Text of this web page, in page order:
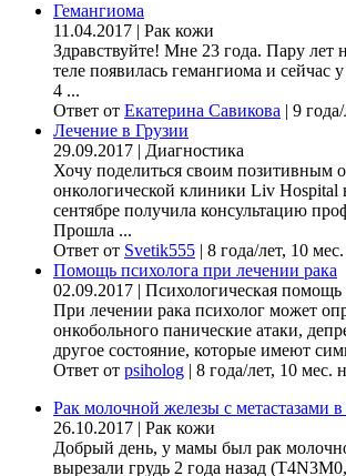
Гемангиома
11.04.2017
Рак кожи
Здравствуйте! Мне 23 года. Пару лет
теле появилась гемангиома и сейчас
4 ...
Ответ от Екатерина Савикова
9
Лечение в Грузии
29.09.2017
Диагностика
Хочу поделиться своим позитивным
онкологической клиники Liv Hospital
сентябре получила консультацию
Прошла ...
Ответ от Svetik555
8 года/лет, 10
Помощь психолога при лечении рака
02.09.2017
Психологическая помощь
При лечении рака психолог может
онкобольного панические атаки,
другое состояние, которые имеют
Ответ от psiholog
8 года/лет, 10 мес.
Рак молочной железы с метастазами
26.10.2017
Рак кожи
Добрый день, у мамы был рак
вырезали грудь 2 года назад